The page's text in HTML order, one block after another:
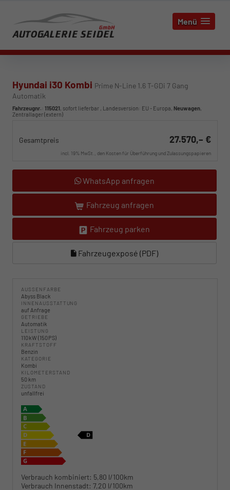
Menü
Hyundai i30 Kombi Prime N-Line 1.6 T-GDi 7 Gang
Automatik
Fahrzeugnr.: 115021, sofort lieferbar , Landesversion: EU - Europa, Neuwagen,
Zentrallager (extern)
Gesamtpreis 27.570,– €
incl. 19% MwSt., den Kosten für Überführung und Zulassungspapieren
WhatsApp anfragen
Fahrzeug anfragen
Fahrzeug parken
Fahrzeugexposé (PDF)
AUSSENFARBE
Abyss Black
INNENAUSSTATTUNG
auf Anfrage
GETRIEBE
Automatik
LEISTUNG
110 kW (150 PS)
KRAFTSTOFF
Benzin
KATEGORIE
Kombi
KILOMETERSTAND
50 km
ZUSTAND
unfallfrei
Verbrauch kombiniert: 5,80 l/100km
Verbrauch Innenstadt: 7,20 l/100km